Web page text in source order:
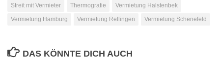
Streit mit Vermieter
Thermografie
Vermietung Halstenbek
Vermietung Hamburg
Vermietung Rellingen Vermietung Schenefeld
DAS KÖNNTE DICH AUCH